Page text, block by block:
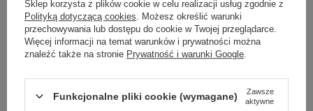
Spróbuj sprecyzować dokładniejsze parametry. Skorzystaj zwyszukiwarki
zaawansowanej.
Szukasz produktu, którego nie
mamy w ofercie?
Sklep korzysta z plików cookie w celu realizacji usług zgodnie z
Polityką dotyczącą cookies . Możesz określić warunki
przechowywania lub dostępu do cookie w Twojej przeglądarce.
Więcej informacji na temat warunków i prywatności można
znaleźć także na stronie Prywatność i warunki Google
Funkcjonalne pliki cookie (wymagane)
Zawsze
aktywne